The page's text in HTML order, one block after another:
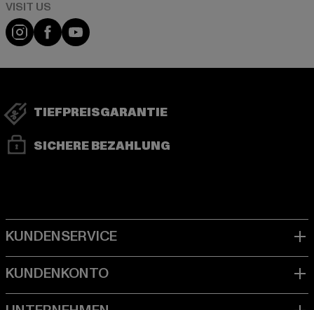
Visit our Instagram page:
Visit our Facebook page:
Visit our YouTube channel:
TIEFPREISGARANTIE
SICHERE BEZAHLUNG